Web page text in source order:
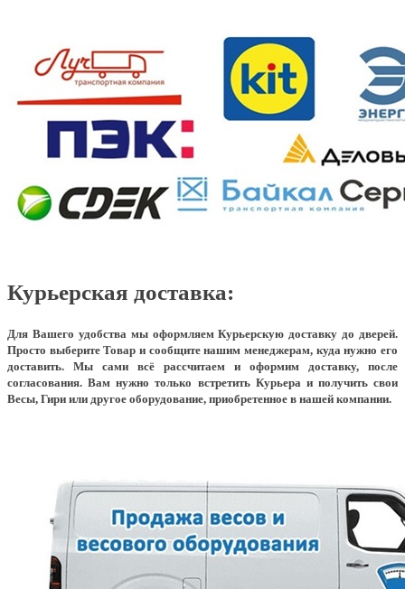
Курьерская доставка:
Для Вашего удобства мы оформляем Курьерскую доставку до дверей.
Просто выберите Товар и сообщите нашим менеджерам, куда нужно его
доставить. Мы сами всё рассчитаем и оформим доставку, после
согласования. Вам нужно только встретить Курьера и получить свои
Весы, Гири или другое оборудование, приобретенное в нашей компании.